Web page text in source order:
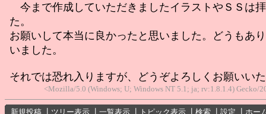
今まで作成していただきましたイラストやＳＳは
た。
お願いして本当に良かったと思いました。どうもあ
いました。
それでは恐れ入りますが、どうぞよろしくお願いい
<Mozilla/5.0 (Windows; U; Windows NT 5.1; ja; rv:1.8.1.4) Gecko/
新規投稿 ツリー表示 一覧表示 トピック表示 検索 設定
ホー